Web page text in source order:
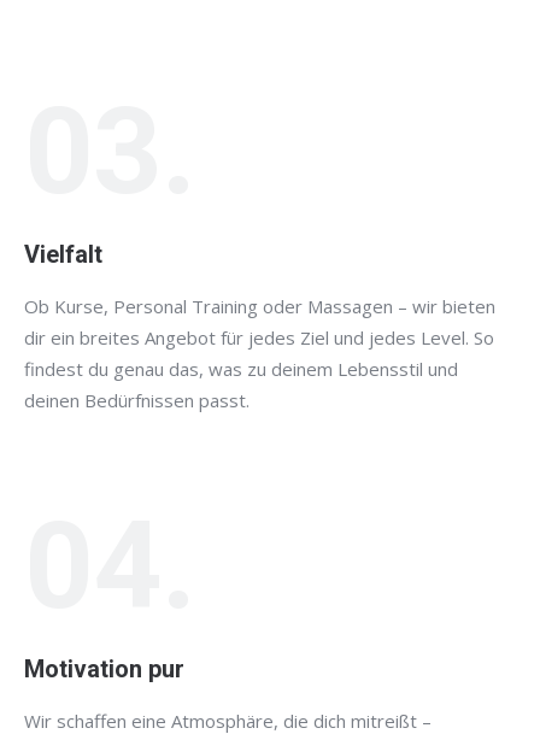
Vielfalt
Ob Kurse, Personal Training oder Massagen – wir bieten
dir ein breites Angebot für jedes Ziel und jedes Level. So
findest du genau das, was zu deinem Lebensstil und
deinen Bedürfnissen passt.
Motivation pur
Wir schaffen eine Atmosphäre, die dich mitreißt –